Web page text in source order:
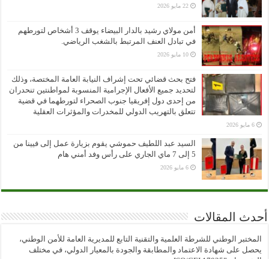
22 مايو 2026
أمن مولاي رشيد بالدار البيضاء يوقف 3 أشخاص لتورطهم
في تبادل العنف المرتبط بالشغب الرياضي.
10 مايو 2026
فتح بحث قضائي تحت إشراف النيابة العامة المختصة، وذلك
لتحديد جميع الأفعال الإجرامية المنسوبة لمواطنتين تنحدران
من إحدى دول إفريقيا جنوب الصحراء لتورطهما في قضية
تتعلق بالتهريب الدولي للمخدرات والمؤثرات العقلية
6 مايو 2026
السيد عبد اللطيف حموشي يقوم بزيارة عمل إلى فيينا من
5 إلى 7 ماي الجاري على رأس وفد أمني هام
6 مايو 2026
أحدث المقالات
المختبر الوطني للشرطة العلمية والتقنية التابع للمديرية العامة للأمن الوطني،
يحصل على شهادة الاعتماد والمطابقة والجودة بالمعيار الدولي، في مختلف